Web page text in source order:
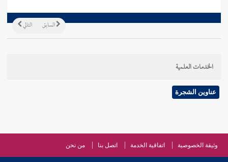
التالي السابق
الخدمات العلمية
عناوين الشجرة
وثيقة الخصوصية اتفاقية الخدمة اتصل بنا من نحن